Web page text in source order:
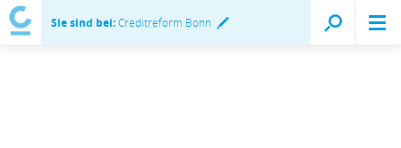
Sie sind bei:Creditreform Bonn